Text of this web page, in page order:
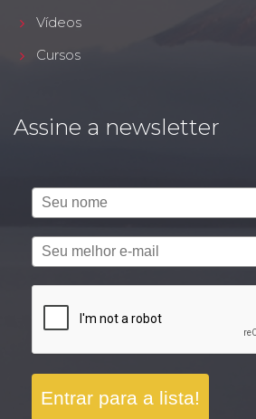
Vídeos
Cursos
Assine a newsletter
Entrar para a lista!